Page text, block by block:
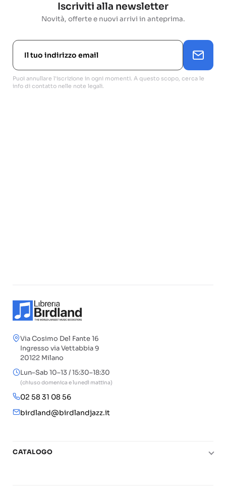
Iscriviti alla newsletter
Novità, offerte e nuovi arrivi in anteprima.
Puoi annullare l'iscrizione in ogni momenti. A questo scopo, cerca le
info di contatto nelle note legali.
Via Cosimo Del Fante 16
Ingresso via Vettabbia 9
20122 Milano
Lun–Sab 10–13 / 15:30–18:30
(chiuso domenica e lunedì mattina)
02 58 31 08 56
birdland@birdlandjazz.it
CATALOGO